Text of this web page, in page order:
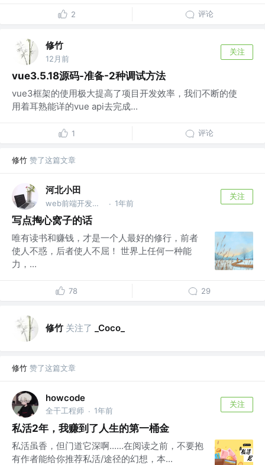
2 评论
修竹
12月前
关注
vue3.5.18源码-准备-2种调试方法
vue3框架的使用极大提高了项目开发效率，我们不断的使
用着耳熟能详的vue api去完成...
1 评论
修竹 赞了这篇文章
河北小田
web前端开发工程师 · 1年前
关注
写点掏心窝子的话
唯有读书和赚钱，才是一个人最好的修行，前者
使人不惑，后者使人不屈！ 世界上任何一种能
力，...
78 29
修竹 关注了 _Coco_
修竹 赞了这篇文章
howcode
全干工程师 · 1年前
关注
私活2年，我赚到了人生的第一桶金
私活虽香，但门道它深啊......在阅读之前，不要抱
有作者能给你推荐私活/途径的幻想，本...